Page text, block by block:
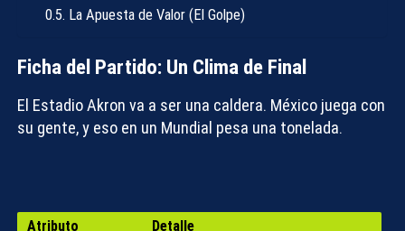
La Apuesta de Valor (El Golpe)
Ficha del Partido: Un Clima de Final
El Estadio Akron va a ser una caldera. México juega con
su gente, y eso en un Mundial pesa una tonelada.
Atributo
Detalle